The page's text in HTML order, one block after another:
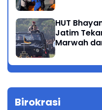
HUT
Jatim
Marwah
Birokrasi